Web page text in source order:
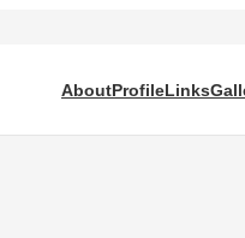
AboutProfileLinks